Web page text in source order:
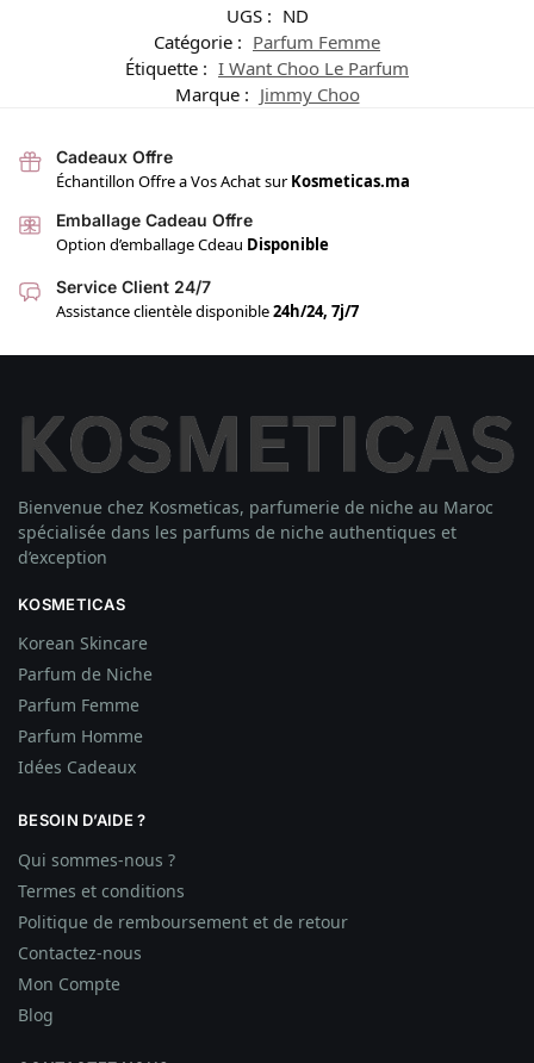
UGS : ND
Catégorie : Parfum Femme
Étiquette : I Want Choo Le Parfum
Marque : Jimmy Choo
Cadeaux Offre
Échantillon Offre a Vos Achat surKosmeticas.ma
Emballage Cadeau Offre
Option d’emballage Cdeau Disponible
Service Client 24/7
Assistance clientèle disponible24h/24, 7j/7
Bienvenue chez Kosmeticas, parfumerie de niche au Maroc
spécialisée dans les parfums de niche authentiques et
d’exception
KOSMETICAS
Korean Skincare
Parfum de Niche
Parfum Femme
Parfum Homme
Idées Cadeaux
BESOIN D’AIDE ?
Qui sommes-nous ?
Termes et conditions
Politique de remboursement et de retour
Contactez-nous
Mon Compte
Blog